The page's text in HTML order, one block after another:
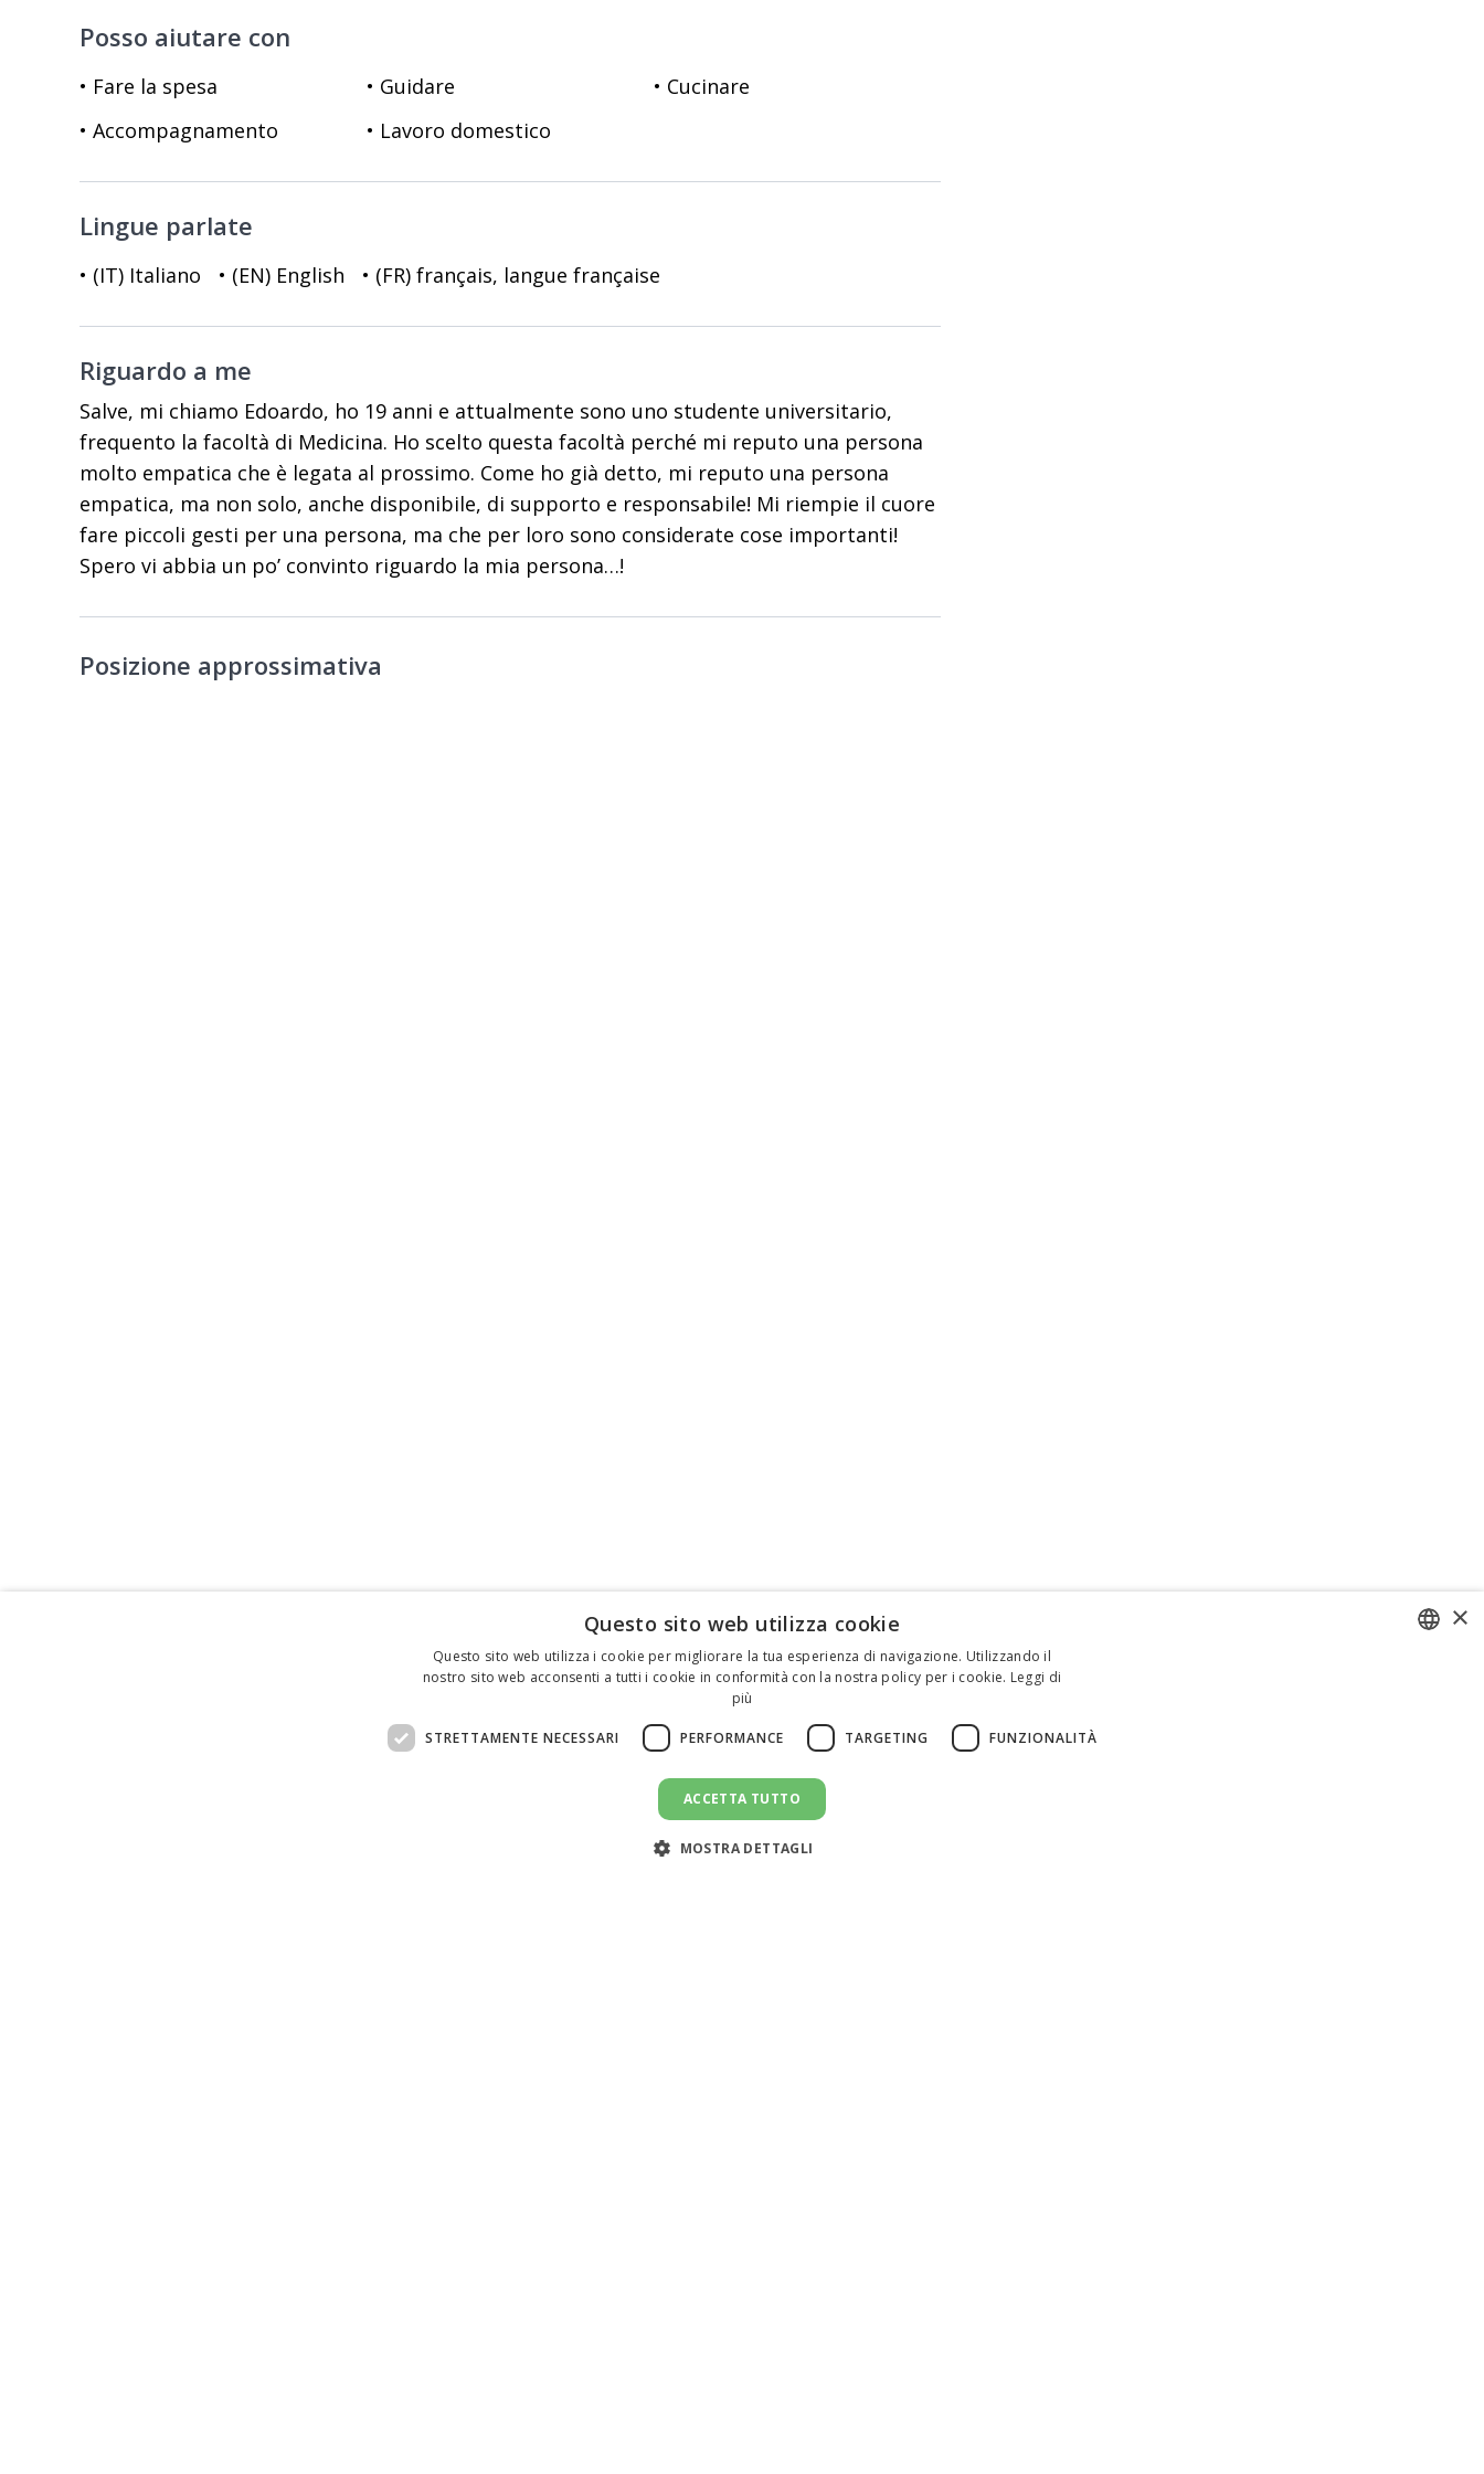
Posso aiutare con
• Fare la spesa • Guidare
• Cucinare
• Accompagnamento
• Lavoro domestico
Lingue parlate
• (IT) Italiano • (EN) English • (FR) français, langue française
Riguardo a me
Salve, mi chiamo Edoardo, ho 19 anni e attualmente sono uno studente universitario,
frequento la facoltà di Medicina. Ho scelto questa facoltà perché mi reputo una persona
molto empatica che è legata al prossimo. Come ho già detto, mi reputo una persona
empatica, ma non solo, anche disponibile, di supporto e responsabile! Mi riempie il cuore
fare piccoli gesti per una persona, ma che per loro sono considerate cose importanti!
Spero vi abbia un po’ convinto riguardo la mia persona…!
Posizione approssimativa
×
Questo sito web utilizza cookie
Questo sito web utilizza i cookie per migliorare la tua esperienza di navigazione. Utilizzando il
nostro sito web acconsenti a tutti i cookie in conformità con la nostra policy per i cookie. Leggi di
più
STRETTAMENTE NECESSARI PERFORMANCE TARGETING FUNZIONALITÀ
ACCETTA TUTTO
MOSTRA DETTAGLI